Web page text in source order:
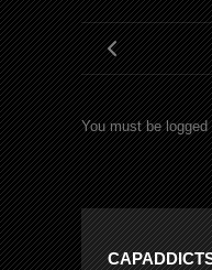
You must be